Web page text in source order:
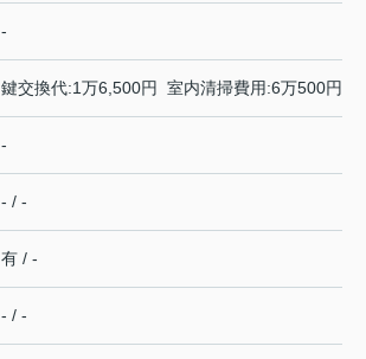
-
鍵交換代:1万6,500円 室内清掃費用:6万500円
-
- / -
有 / -
- / -